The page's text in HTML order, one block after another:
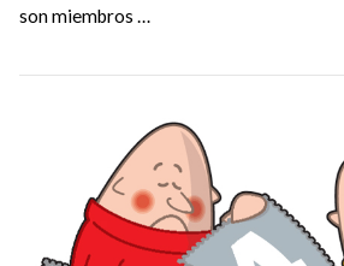
VIEW POST
son miembros …